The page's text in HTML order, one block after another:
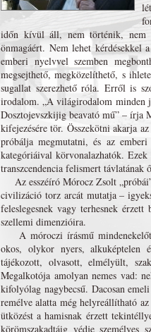
időn kívül áll, nem történik, nem
önmagáért. Nem lehet
emberi nyelvvel szemben
megsejthető, megközelíthető, s
sugallat szerezhető róla. Erről is
irodalom. „A világirodalom minden
Dosztojevszkijig beavató mű” – írja
kifejezésére tör. Összekötni akarja
próbálja megmutatni, és az
kategóriáival körvonalazhatók.
transzcendencia felismert
Az esszéíró Mórocz Zsolt
civilizáció torz arcát mutatja –
feleslegesnek vagy terhesnek
szellemi dimenzióira.
A móroczi írásmű mindenekelőtt
okos, olykor nyers, alkuképtelen
tájékozott, olvasott, elmélyült,
Megalkotója amolyan nemes vad:
kifolyólag nagybecsű. Dacosan
remélve alatta még helyreállítható
ütközést a hamisnak érzett
körömszakadtáig védje